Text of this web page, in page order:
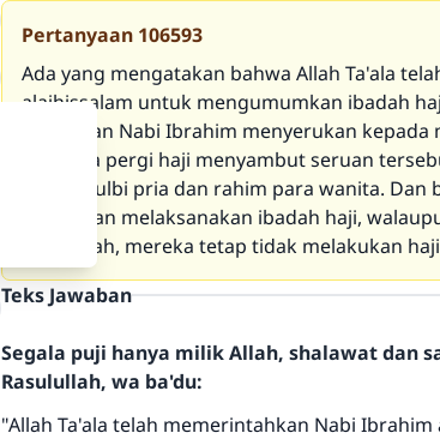
Pertanyaan 106593
Ada yang mengatakan bahwa Allah Ta'ala
alaihissalam untuk mengumumkan ibadah
Kemudian Nabi Ibrahim menyerukan
nantinya pergi haji menyambut seruan
tulang sulbi pria dan rahim para wanita.
tidak akan melaksanakan ibadah haji,
berlimpah, mereka tetap tidak melakukan
Teks Jawaban
Segala puji hanya milik Allah, shalawat dan
Rasulullah, wa ba'du:
"Allah Ta'ala telah memerintahkan Nabi